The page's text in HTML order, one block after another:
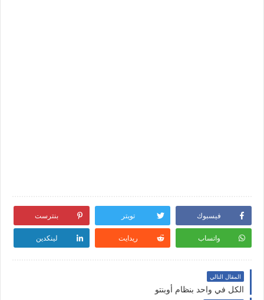
فيسبوك تويتر بنترست
واتساب ريدايت لينكدين
المقال التالي
الكل في واحد بنظام أوبنتو